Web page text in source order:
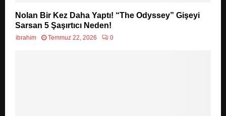
Nolan Bir Kez Daha Yaptı! “The Odyssey” Gişeyi
Sarsan 5 Şaşırtıcı Neden!
ibrahim Temmuz 22, 2026 0